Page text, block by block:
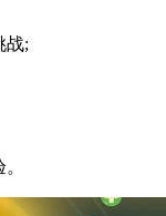
战;